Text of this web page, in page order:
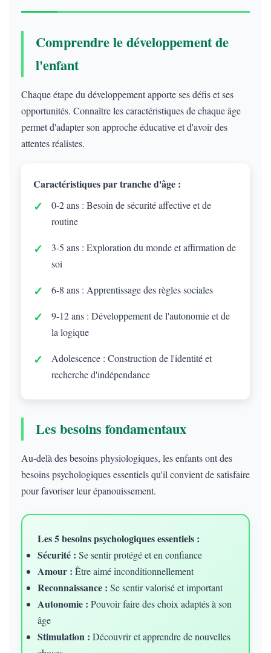
Comprendre le développement de
l'enfant
Chaque étape du développement apporte ses défis et ses
opportunités. Connaître les caractéristiques de chaque âge
permet d'adapter son approche éducative et d'avoir des
attentes réalistes.
Caractéristiques par tranche d'âge :
0-2 ans : Besoin de sécurité affective et de
routine
3-5 ans : Exploration du monde et affirmation de
soi
6-8 ans : Apprentissage des règles sociales
9-12 ans : Développement de l'autonomie et de
la logique
Adolescence : Construction de l'identité et
recherche d'indépendance
Les besoins fondamentaux
Au-delà des besoins physiologiques, les enfants ont des
besoins psychologiques essentiels qu'il convient de satisfaire
pour favoriser leur épanouissement.
Les 5 besoins psychologiques essentiels :
Sécurité : Se sentir protégé et en confiance
Amour : Être aimé inconditionnellement
Reconnaissance : Se sentir valorisé et important
Autonomie : Pouvoir faire des choix adaptés à son
âge
Stimulation : Découvrir et apprendre de nouvelles